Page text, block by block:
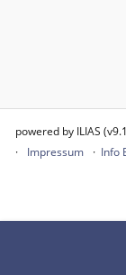
powered by ILIAS
Impressum
Info